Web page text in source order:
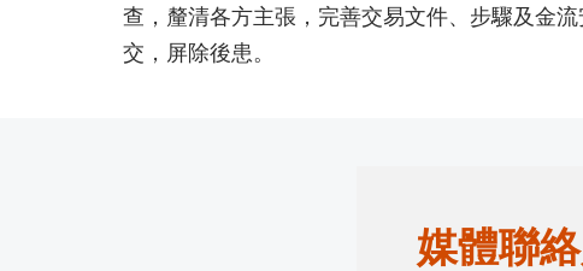
查，釐清各方主張，完善交易文件、步驟及金
交，屏除後患。
媒體聯